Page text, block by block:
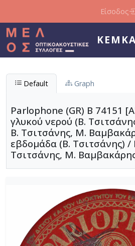
Είσοδος
ΚΕΜΚΑ
Default Graph
Parlophone (GR) B 74151
γλυκού νερού (Β.
Β. Τσιτσάνης, Μ.
εβδομάδα (Β. Τσιτσάνης) /
Τσιτσάνης, Μ.